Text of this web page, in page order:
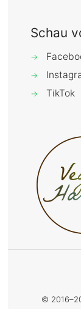
Schau
→
→
→ TikTok
©